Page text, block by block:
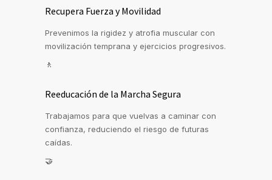
Recupera Fuerza y Movilidad
Prevenimos la rigidez y atrofia muscular con
movilización temprana y ejercicios progresivos.
🚶
Reeducación de la Marcha Segura
Trabajamos para que vuelvas a caminar con
confianza, reduciendo el riesgo de futuras
caídas.
🤝